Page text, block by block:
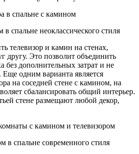
спальне неоклассического стиля
телевизор и камин на стенах,
другу. Это позволит объединить
без дополнительных затрат и не
одним варианта является
на соседней стене с камином, на
сбалансировать общий интерьер.
стене размещают любой декор,
в спальне современного стиля